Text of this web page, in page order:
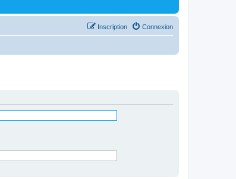
Connexion
Inscription